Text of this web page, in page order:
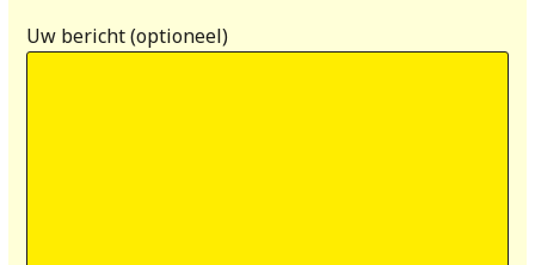
Uw bericht (optioneel)